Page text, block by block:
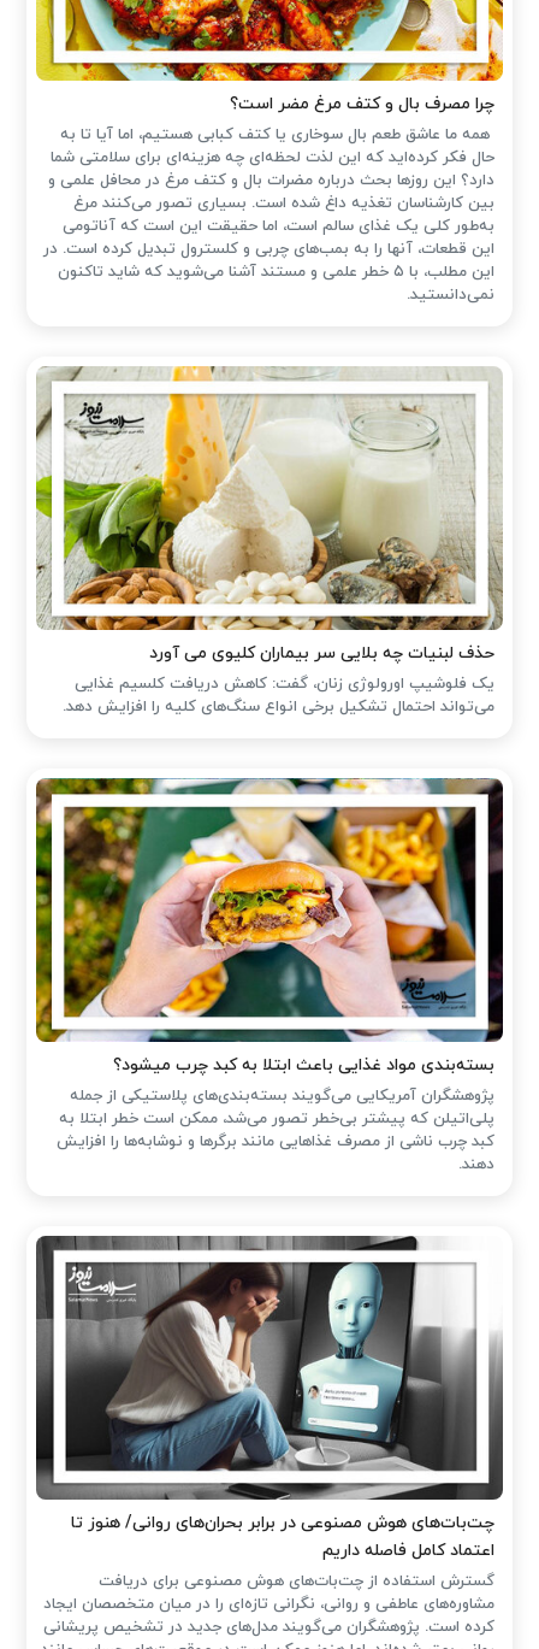
چرا مصرف بال و کتف مرغ مضر است؟
همه ما عاشق طعم بال سوخاری یا کتف کبابی هستیم، اما آیا تا به
حال فکر کرده‌اید که این لذت لحظه‌ای چه هزینه‌ای برای سلامتی شما
دارد؟ این روزها بحث درباره مضرات بال و کتف مرغ در محافل علمی و
بین کارشناسان تغذیه داغ شده است. بسیاری تصور می‌کنند مرغ
به‌طور کلی یک غذای سالم است، اما حقیقت این است که آناتومی
این قطعات، آنها را به بمب‌های چربی و کلسترول تبدیل کرده است. در
این مطلب، با ۵ خطر علمی و مستند آشنا می‌شوید که شاید تاکنون
نمی‌دانستید.
حذف لبنیات چه بلایی سر بیماران کلیوی می آورد
یک فلوشیپ اورولوژی زنان، گفت: کاهش دریافت کلسیم غذایی
می‌تواند احتمال تشکیل برخی انواع سنگ‌های کلیه را افزایش دهد.
بسته‌بندی مواد غذایی باعث ابتلا به کبد چرب میشود؟
پژوهشگران آمریکایی می‌گویند بسته‌بندی‌های پلاستیکی از جمله
پلی‌اتیلن که پیشتر بی‌خطر تصور می‌شد، ممکن است خطر ابتلا به
کبد چرب ناشی از مصرف غذاهایی مانند برگرها و نوشابه‌ها را افزایش
دهند.
چت‌بات‌های هوش مصنوعی در برابر بحران‌های روانی/ هنوز تا
اعتماد کامل فاصله داریم
گسترش استفاده از چت‌بات‌های هوش مصنوعی برای دریافت
مشاوره‌های عاطفی و روانی، نگرانی تازه‌ای را در میان متخصصان ایجاد
کرده است. پژوهشگران می‌گویند مدل‌های جدید در تشخیص پریشانی